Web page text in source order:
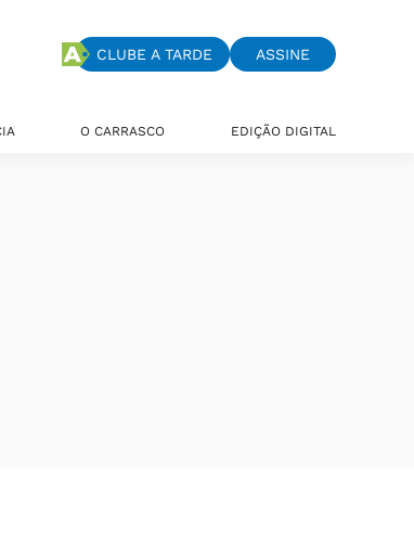
CLUBE A TARDE ASSINE
O CARRASCO EDIÇÃO DIGITAL